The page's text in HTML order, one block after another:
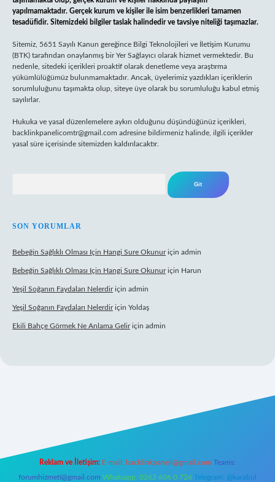
yapılmamaktadır. Gerçek kurum ve kişiler ile isim benzerlikleri tamamen
tesadüfidir. Sitemizdeki bilgiler taslak halindedir ve tavsiye niteliği taşımazlar.
Sitemiz, 5651 Sayılı Kanun gereğince Bilgi Teknolojileri ve İletişim Kurumu
(BTK) tarafından onaylanmış bir Yer Sağlayıcı olarak hizmet vermektedir. Bu
nedenle, sitedeki içerikleri proaktif olarak denetleme veya araştırma
yükümlülüğümüz bulunmamaktadır. Ancak, üyelerimiz yazdıkları içeriklerin
sorumluluğunu taşımakta olup, siteye üye olarak bu sorumluluğu kabul etmiş
sayılırlar.
Hukuka ve yasal düzenlemelere aykırı olduğunu düşündüğünüz içerikleri,
backlinkpanelicomtr@gmail.com adresine bildirmeniz halinde, ilgili içerikler
yasal süre içerisinde sitemizden kaldırılacaktır.
SON YORUMLAR
Bebeğin Sağlıklı Olması Için Hangi Sure Okunuriçin admin
Bebeğin Sağlıklı Olması Için Hangi Sure Okunuriçin Harun
Yeşil Soğanın Faydaları Nelerdiriçin admin
Yeşil Soğanın Faydaları Nelerdiriçin Yoldaş
Ekili Bahçe Görmek Ne Anlama Geliriçin admin
Reklam ve İletişim: E-mail: backlinkpaneli@gmail.com Teams:
forumhizmeti@gmail.com Whatsapp: 0262 606 0 726 Telegram: @karabul